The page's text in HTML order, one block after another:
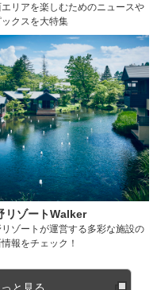
リアを楽しむためのニュースや
ックスを大特集
リゾートWalker
ゾートが運営する多彩な施設の
報をチェック！
と見る